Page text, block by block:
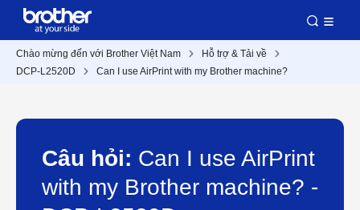
Chào mừng đến với Brother Việt Nam
Hỗ trợ & Tải về
DCP-L2520D
Can I use AirPrint with my Brother machine?
Câu hỏi: Can I use AirPrint
with my Brother machine? -